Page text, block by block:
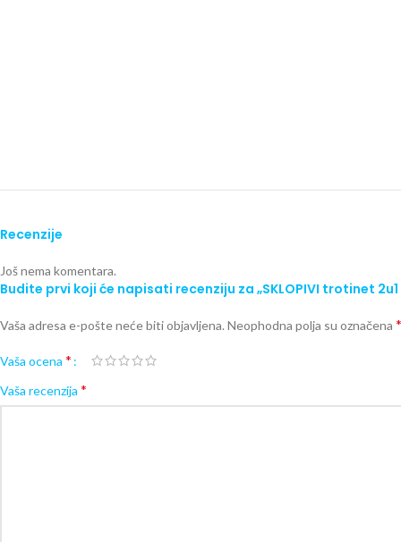
Recenzije
Još nema komentara.
Budite prvi koji će napisati recenziju za „SKLOPIVI trotinet
Vaša adresa e-pošte neće biti objavljena. Neophodna polja su označena *
Vaša ocena *
Vaša recenzija *